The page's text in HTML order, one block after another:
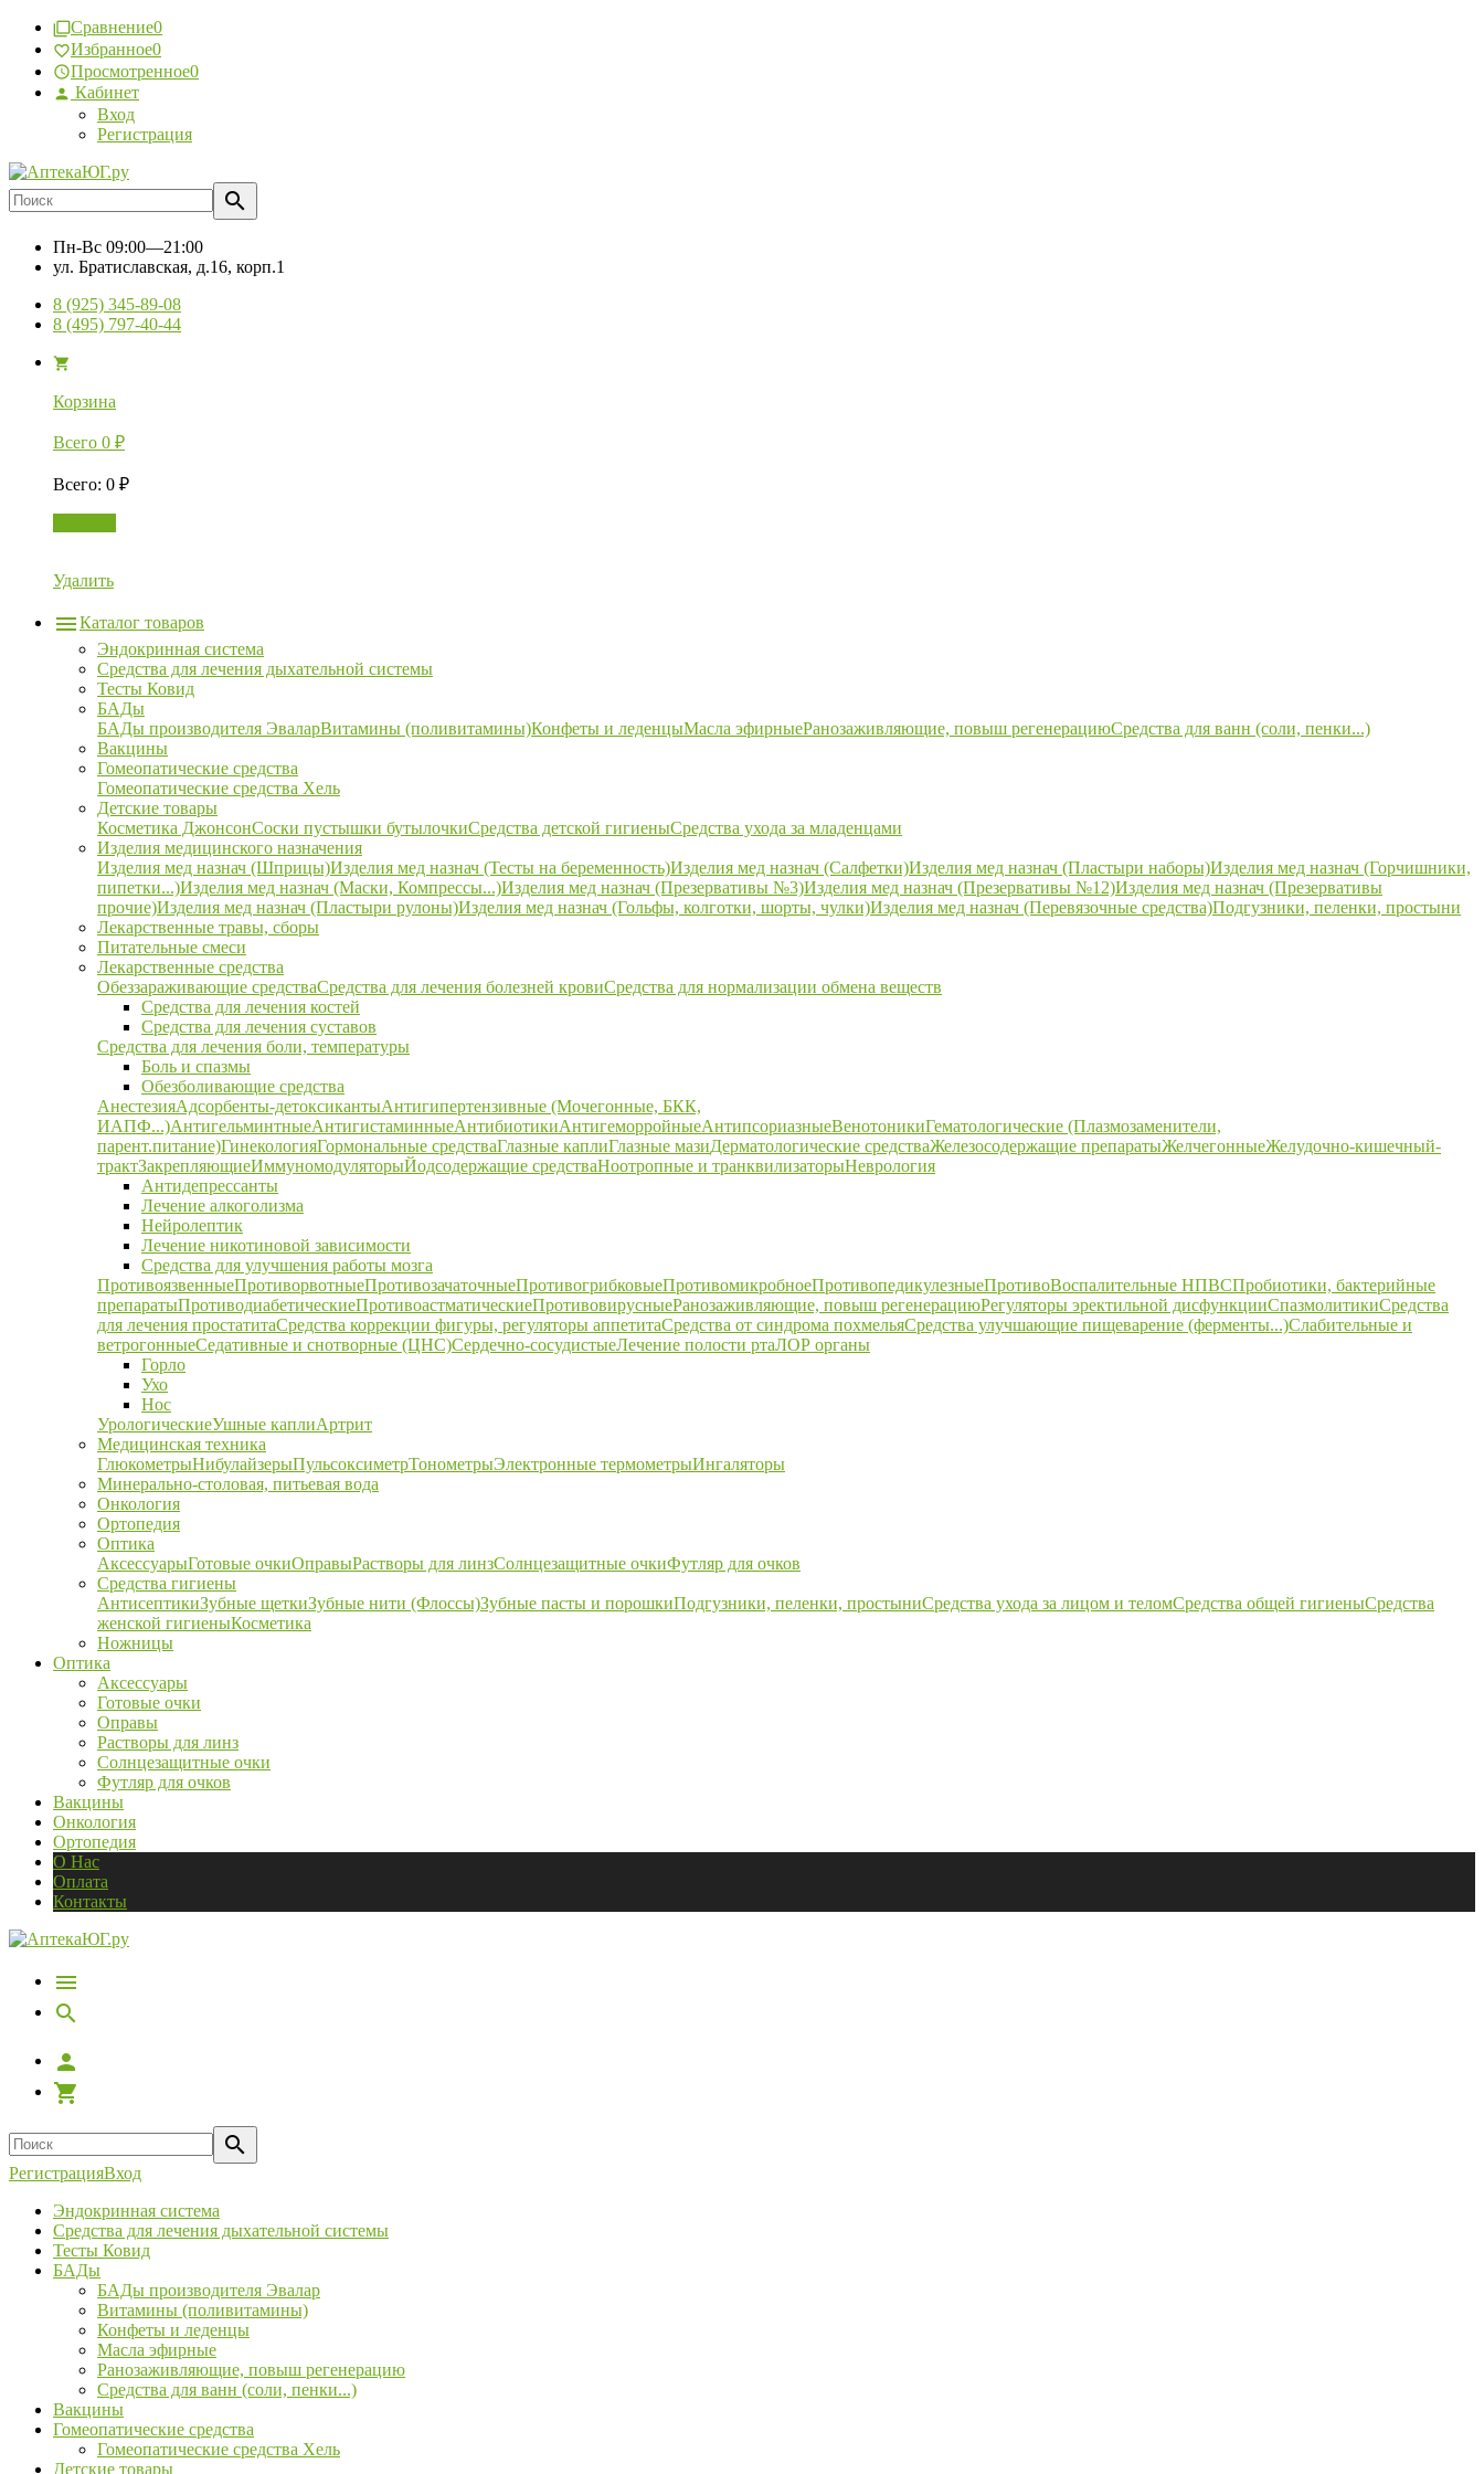
Сравнение0
Избранное0
Просмотренное0
Кабинет
Вход
Регистрация
Пн-Вс 09:00—21:00
ул. Братиславская, д.16, корп.1
8 (925) 345-89-08
8 (495) 797-40-44
Корзина
Всего 0 ₽
Всего: 0 ₽
Удалить
Каталог товаров
Эндокринная система
Средства для лечения дыхательной системы
Тесты Ковид
БАДы
БАДы производителя ЭваларВитамины (поливитамины)Конфеты и леденцыМасла эфирныеРанозаживляющие, повыш регенерациюСредства для ванн (соли, пенки...)
Вакцины
Гомеопатические средства
Гомеопатические средства Хель
Детские товары
Косметика ДжонсонСоски пустышки бутылочкиСредства детской гигиеныСредства ухода за младенцами
Изделия медицинского назначения
Изделия мед назнач (Шприцы)Изделия мед назнач (Тесты на беременность)Изделия мед назнач (Салфетки)Изделия мед назнач (Пластыри наборы)Изделия мед назнач (Горчишники,
пипетки...)Изделия мед назнач (Маски, Компрессы...)Изделия мед назнач (Презервативы №3)Изделия мед назнач (Презервативы №12)Изделия мед назнач (Презервативы
прочие)Изделия мед назнач (Пластыри рулоны)Изделия мед назнач (Гольфы, колготки, шорты, чулки)Изделия мед назнач (Перевязочные средства)Подгузники, пеленки, простыни
Лекарственные травы, сборы
Питательные смеси
Лекарственные средства
Обеззараживающие средстваСредства для лечения болезней кровиСредства для нормализации обмена веществ
Средства для лечения костей
Средства для лечения суставов
Средства для лечения боли, температуры
Боль и спазмы
Обезболивающие средства
АнестезияАдсорбенты-детоксикантыАнтигипертензивные (Мочегонные, БКК,
ИАПФ...)АнтигельминтныеАнтигистаминныеАнтибиотикиАнтигеморройныеАнтипсориазныеВенотоникиГематологические (Плазмозаменители,
парент.питание)ГинекологияГормональные средстваГлазные каплиГлазные мазиДерматологические средстваЖелезосодержащие препаратыЖелчегонныеЖелудочно-кишечный-
трактЗакрепляющиеИммуномодуляторыЙодсодержащие средстваНоотропные и транквилизаторыНеврология
Антидепрессанты
Лечение алкоголизма
Нейролептик
Лечение никотиновой зависимости
Средства для улучшения работы мозга
ПротивоязвенныеПротиворвотныеПротивозачаточныеПротивогрибковыеПротивомикробноеПротивопедикулезныеПротивоВоспалительные НПВСПробиотики, бактерийные
препаратыПротиводиабетическиеПротивоастматическиеПротивовирусныеРанозаживляющие, повыш регенерациюРегуляторы эректильной дисфункцииСпазмолитикиСредства
для лечения простатитаСредства коррекции фигуры, регуляторы аппетитаСредства от синдрома похмельяСредства улучшающие пищеварение (ферменты...)Слабительные и
ветрогонныеСедативные и снотворные (ЦНС)Сердечно-сосудистыеЛечение полости ртаЛОР органы
Горло
Ухо
Нос
УрологическиеУшные каплиАртрит
Медицинская техника
ГлюкометрыНибулайзерыПульсоксиметрТонометрыЭлектронные термометрыИнгаляторы
Минерально-столовая, питьевая вода
Онкология
Ортопедия
Оптика
АксессуарыГотовые очкиОправыРастворы для линзСолнцезащитные очкиФутляр для очков
Средства гигиены
АнтисептикиЗубные щеткиЗубные нити (Флоссы)Зубные пасты и порошкиПодгузники, пеленки, простыниСредства ухода за лицом и теломСредства общей гигиеныСредства
женской гигиеныКосметика
Ножницы
Оптика
Аксессуары
Готовые очки
Оправы
Растворы для линз
Солнцезащитные очки
Футляр для очков
Вакцины
Онкология
Ортопедия
О Нас
Оплата
Контакты
РегистрацияВход
Эндокринная система
Средства для лечения дыхательной системы
Тесты Ковид
БАДы
БАДы производителя Эвалар
Витамины (поливитамины)
Конфеты и леденцы
Масла эфирные
Ранозаживляющие, повыш регенерацию
Средства для ванн (соли, пенки...)
Вакцины
Гомеопатические средства
Гомеопатические средства Хель
Детские товары